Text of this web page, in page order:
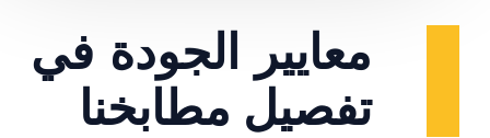
معايير الجودة في
تفصيل مطابخنا